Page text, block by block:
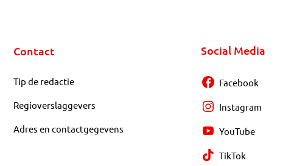
Contact
Tip de redactie
Regioverslaggevers
Adres en contactgegevens
Social Media
Facebook
Instagram
YouTube
TikTok